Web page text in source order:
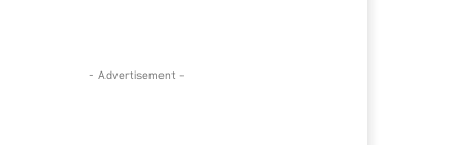
- Advertisement -